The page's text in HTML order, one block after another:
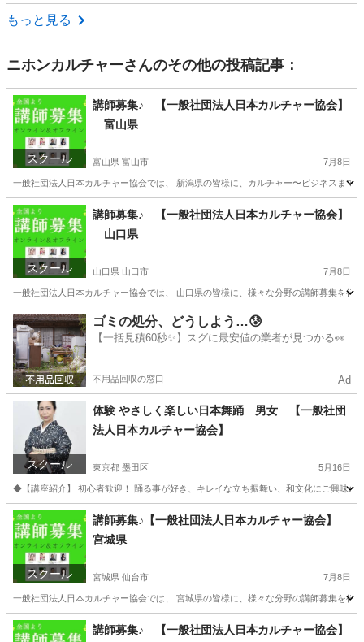
岐阜 岐阜市
もっと見る
ニホンカルチャーさんのその他の投稿記事：
スクール
講師募集♪ 【一般社団法人日本カルチャー協会】
富山県
富山県 富山市 7月8日
一般社団法人日本カルチャー協会では、 新潟県の皆様に、カルチャー〜ビジネスま
富山 富山市 ものづくり
スクール
講師募集♪ 【一般社団法人日本カルチャー協会】
山口県
山口県 山口市 7月8日
一般社団法人日本カルチャー協会では、 山口県の皆様に、様々な分野の講師募集を
山口 山口市 資格
ゴミの処分、どうしよう…😰
【一括見積60秒✨】スグに最安値の業者が見つかる👀
不用品回収の窓口 Ad
スクール
体験 やさしく楽しい日本舞踊 男女 【一般社団
法人日本カルチャー協会】
東京都 墨田区 5月16日
◆【講座紹介】 初心者歓迎！ 踊る事が好き、キレイな立ち振舞い、和文化にご興味
東京 墨田区 日本舞踊 カルチャー
スクール
講師募集♪【一般社団法人日本カルチャー協会】
宮城県
宮城県 仙台市 7月8日
一般社団法人日本カルチャー協会では、 宮城県の皆様に、様々な分野の講師募集を
宮城 仙台市 その他
講師募集♪ 【一般社団法人日本カルチャー協会】